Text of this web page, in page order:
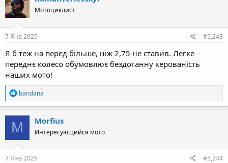
t
i
o
n
s
Мотоциклист
7 Янв 2025 #5,243
Я б теж на перед більше, ніж 2,75 не ставив. Легке
переднє колесо обумовлює бездоганну керованість
наших мото!
R
e
a
c
t
i
o
n
s
bandana
M Morfius
Интересующийся мото
7 Янв 2025 #5,244